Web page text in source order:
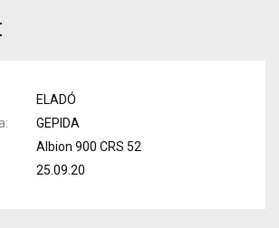
ELADÓ
GEPIDA
Albion 900 CRS 52
25.09.20